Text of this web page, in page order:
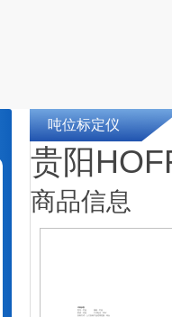
吨位标定仪
贵阳
商品信息